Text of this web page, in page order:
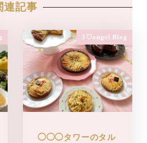
連記事
3♡angel Blog
◯◯◯タワーのタル